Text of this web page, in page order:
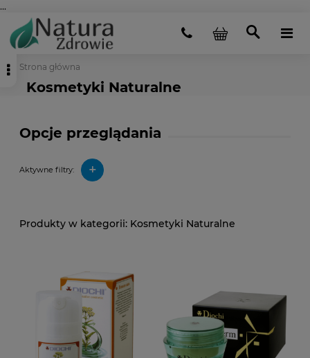
...
Strona główna
Kosmetyki Naturalne
Opcje przeglądania
Aktywne filtry: +
Kosmetyki Naturalne